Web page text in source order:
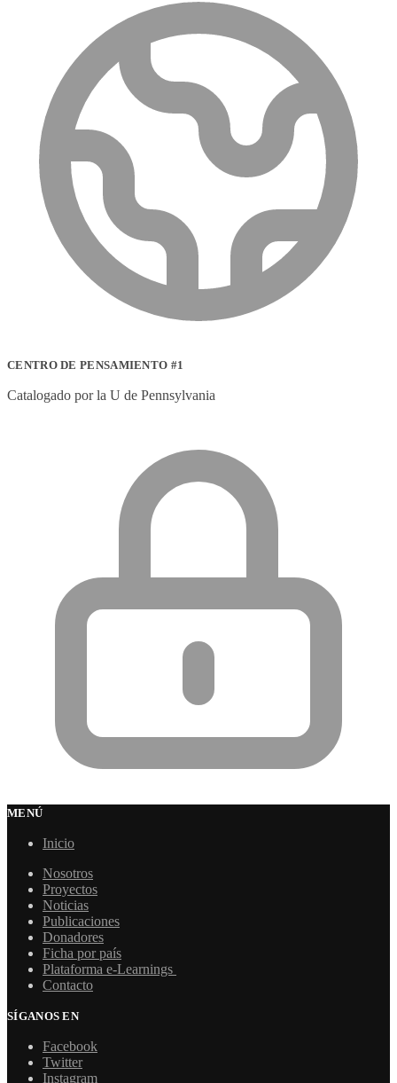
CENTRO DE PENSAMIENTO #1
Catalogado por la U de Pennsylvania
MENÚ
Inicio
Nosotros
Proyectos
Noticias
Publicaciones
Donadores
Ficha por país
Plataforma e-Learnings
Contacto
SÍGANOS EN
Facebook
Twitter
Instagram